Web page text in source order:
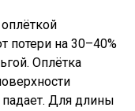
потери на 30–40%
Оплётка
Для длины